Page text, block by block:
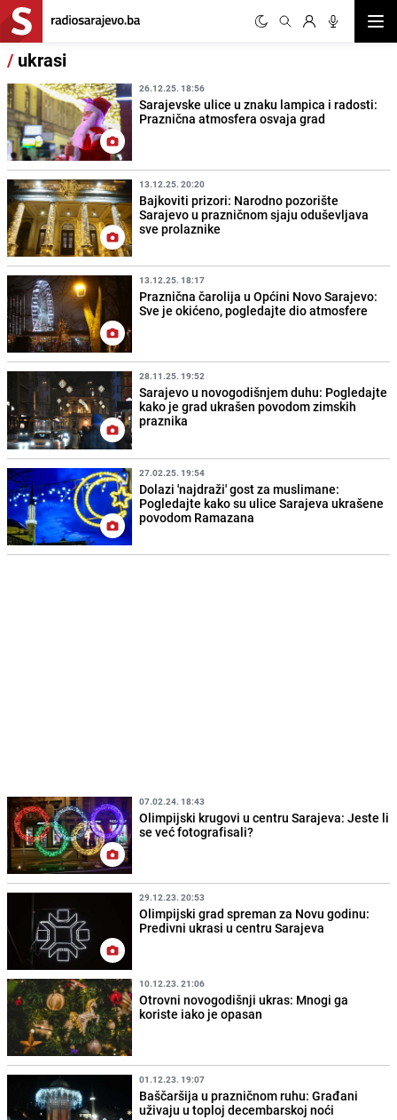
/ ukrasi
26.12.25. 18:56
Sarajevske ulice u znaku lampica i radosti:
Praznična atmosfera osvaja grad
13.12.25. 20:20
Bajkoviti prizori: Narodno pozorište
Sarajevo u prazničnom sjaju oduševljava
sve prolaznike
13.12.25. 18:17
Praznična čarolija u Općini Novo Sarajevo:
Sve je okićeno, pogledajte dio atmosfere
28.11.25. 19:52
Sarajevo u novogodišnjem duhu: Pogledajte
kako je grad ukrašen povodom zimskih
praznika
27.02.25. 19:54
Dolazi 'najdraži' gost za muslimane:
Pogledajte kako su ulice Sarajeva ukrašene
povodom Ramazana
07.02.24. 18:43
Olimpijski krugovi u centru Sarajeva: Jeste li
se već fotografisali?
29.12.23. 20:53
Olimpijski grad spreman za Novu godinu:
Predivni ukrasi u centru Sarajeva
10.12.23. 21:06
Otrovni novogodišnji ukras: Mnogi ga
koriste iako je opasan
01.12.23. 19:07
Baščaršija u prazničnom ruhu: Građani
uživaju u toploj decembarskoj noći